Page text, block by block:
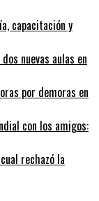
capacitación y
nuevas aulas en
por demoras en
con los amigos:
rechazó la